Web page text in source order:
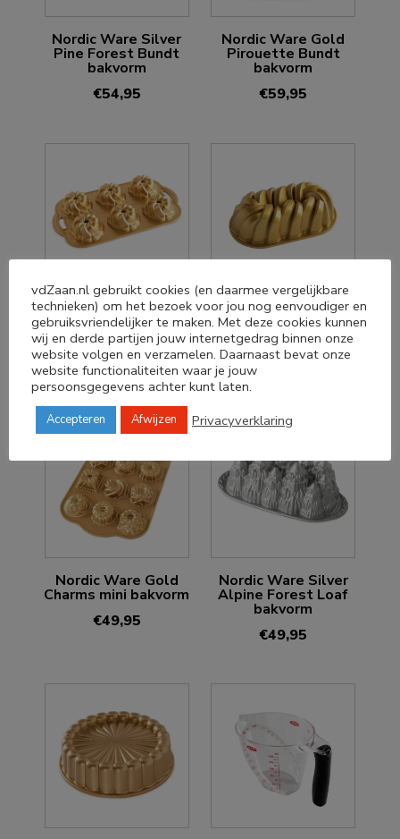
Nordic Ware Silver
Pine Forest Bundt
bakvorm
€54,95
Nordic Ware Gold
Pirouette Bundt
bakvorm
€59,95
Nordic Ware Gold
Pirouette Bundt mini
bakvorm
€64,95
Nordic Ware Gold
Braided Loaf bakvorm
€49,95
Nordic Ware Gold
Charms mini bakvorm
€49,95
Nordic Ware Silver
Alpine Forest Loaf
bakvorm
€49,95
vdZaan.nl gebruikt cookies (en daarmee vergelijkbare
technieken) om het bezoek voor jou nog eenvoudiger en
gebruiksvriendelijker te maken. Met deze cookies kunnen
wij en derde partijen jouw internetgedrag binnen onze
website volgen en verzamelen. Daarnaast bevat onze
website functionaliteiten waar je jouw
persoonsgegevens achter kunt laten.
Accepteren Afwijzen Privacyverklaring